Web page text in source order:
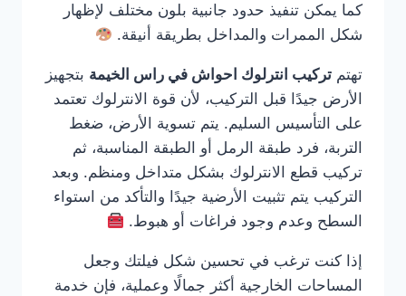
كما يمكن تنفيذ حدود جانبية بلون مختلف لإظهار
شكل الممرات والمداخل بطريقة أنيقة.
تهتم تركيب انترلوك احواش في راس الخيمة بتجهيز
الأرض جيدًا قبل التركيب، لأن قوة الانترلوك تعتمد
على التأسيس السليم. يتم تسوية الأرض، ضغط
التربة، فرد طبقة الرمل أو الطبقة المناسبة، ثم
تركيب قطع الانترلوك بشكل متداخل ومنظم. وبعد
التركيب يتم تثبيت الأرضية جيدًا والتأكد من استواء
السطح وعدم وجود فراغات أو هبوط.
إذا كنت ترغب في تحسين شكل فيلتك وجعل
المساحات الخارجية أكثر جمالًا وعملية، فإن خدمة